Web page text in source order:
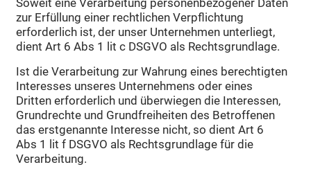
Soweit eine Verarbeitung personenbezogener Daten
zur Erfüllung einer rechtlichen Verpflichtung
erforderlich ist, der unser Unternehmen unterliegt,
dient Art 6 Abs 1 lit c DSGVO als Rechtsgrundlage.
Ist die Verarbeitung zur Wahrung eines berechtigten
Interesses unseres Unternehmens oder eines
Dritten erforderlich und überwiegen die Interessen,
Grundrechte und Grundfreiheiten des Betroffenen
das erstgenannte Interesse nicht, so dient Art 6
Abs 1 lit f DSGVO als Rechtsgrundlage für die
Verarbeitung.